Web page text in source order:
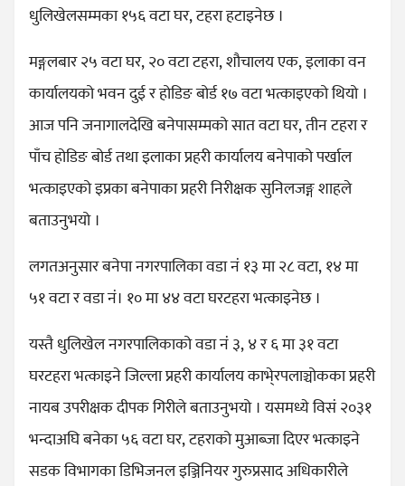
धुलिखेलसम्मका १५६ वटा घर, टहरा हटाइनेछ ।
मङ्गलबार २५ वटा घर, २० वटा टहरा, शौचालय एक, इलाका वन
कार्यालयको भवन दुई र होडिङ बोर्ड १७ वटा भत्काइएको थियो ।
आज पनि जनागालदेखि बनेपासम्मको सात वटा घर, तीन टहरा र
पाँच होडिङ बोर्ड तथा इलाका प्रहरी कार्यालय बनेपाको पर्खाल
भत्काइएको इप्रका बनेपाका प्रहरी निरीक्षक सुनिलजङ्ग शाहले
बताउनुभयो ।
लगतअनुसार बनेपा नगरपालिका वडा नं १३ मा २८ वटा, १४ मा
५१ वटा र वडा नं। १० मा ४४ वटा घरटहरा भत्काइनेछ ।
यस्तै धुलिखेल नगरपालिकाको वडा नं ३, ४ र ६ मा ३१ वटा
घरटहरा भत्काइने जिल्ला प्रहरी कार्यालय काभे्रपलाञ्चोकका प्रहरी
नायब उपरीक्षक दीपक गिरीले बताउनुभयो । यसमध्ये विसं २०३१
भन्दाअघि बनेका ५६ वटा घर, टहराको मुआब्जा दिएर भत्काइने
सडक विभागका डिभिजनल इञ्जिनियर गुरुप्रसाद अधिकारीले